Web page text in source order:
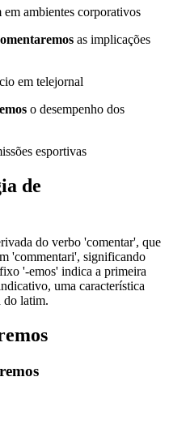
ambientes corporativos
as implicações
em telejornal
o desempenho dos
esportivas
de
do verbo 'comentar', que
'commentari', significando
'-emos' indica a primeira
uma característica
do latim.